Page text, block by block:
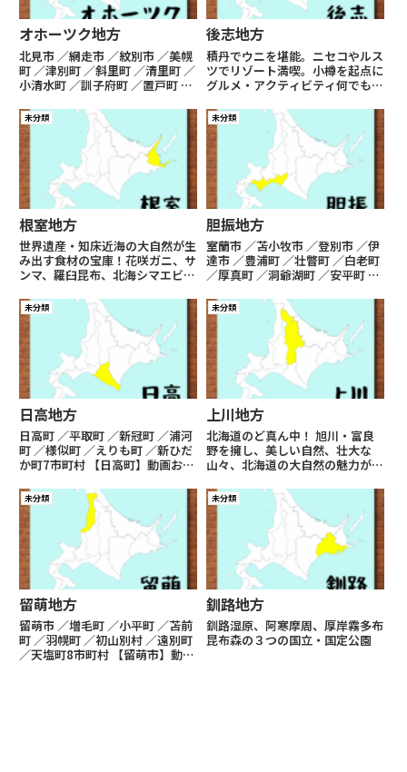
オホーツク地方
北見市 ／網走市 ／紋別市 ／美幌
町 ／津別町 ／斜里町 ／清里町 ／
小清水町 ／訓子府町 ／置戸町 ／
上町 ／興部町 ／西興部村 ／雄武
町 ／大空町18市町村 【北見市】
動画お土産旅レポ【網走市】動画
お土...
後志地方
積丹でウニを堪能。ニセコやルス
ツでリゾート満喫。小樽を起点に
グルメ・アクティビティ何でもあ
ジ通りの美しい北海道風景がそこ
にある。美味しいお酒も多く余市
のワイン・ウィスキーをはじめ最
近はクラフトジンなども注目っ
す...
未分類
根室地方
世界遺産・知床近海の大自然が生
み出す食材の宝庫！花咲ガニ、サ
ンマ、羅臼昆布、北海シマエビ、
ド海産物がモリモリ。酪農も盛ん
で肉・乳製品も間違いなし。ジパ
ング最東端に食材の黄金郷があっ
たという伝説を確かめに行...
未分類
胆振地方
室蘭市 ／苫小牧市 ／登別市 ／伊
達市 ／豊浦町 ／壮瞥町 ／白老町
／厚真町 ／洞爺湖町 ／安平町 ／
画お土産旅レポ【苫小牧市】動画
お土産旅レポ【登別市】動画お土
産旅レポ 【伊達市】動画お土産
旅レポ【豊浦町...
未分類
日高地方
日高町 ／平取町 ／新冠町 ／浦河
町 ／様似町 ／えりも町 ／新ひだ
か町7市町村 【日高町】動画お土
レポ【新冠町】動画お土産旅レ
ポ 【浦河町】動画お土産旅レポ
【様似町】動画お土産旅レポ【え
りも町】動画お土産旅レ...
未分類
上川地方
北海道のど真ん中！ 旭川・富良
野を擁し、美しい自然、壮大な
山々、北海道の大自然の魅力が詰
源に恵もまれ、グルメもお酒も道
内最強クラスだと思う！↑ 富良
野市「ふらのワイン」： 敷地内
ラベンダー畑旭川市 ／士別市
／...
未分類
留萌地方
留萌市 ／増毛町 ／小平町 ／苫前
町 ／羽幌町 ／初山別村 ／遠別町
／天塩町8市町村 【留萌市】動画
未分類
釧路地方
釧路湿原、阿寒摩周、厚岸霧多布
昆布森の３つの国立・国定公園